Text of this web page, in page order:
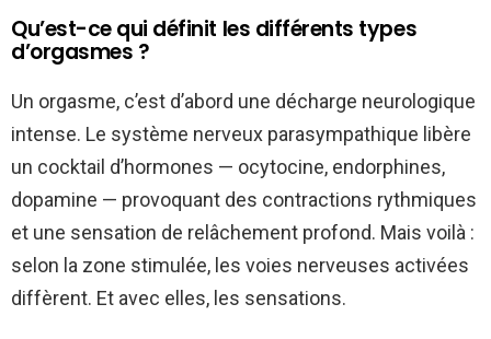
Qu’est-ce qui définit les différents types
d’orgasmes ?
Un orgasme, c’est d’abord une décharge neurologique
intense. Le système nerveux parasympathique libère
un cocktail d’hormones — ocytocine, endorphines,
dopamine — provoquant des contractions rythmiques
et une sensation de relâchement profond. Mais voilà :
selon la zone stimulée, les voies nerveuses activées
diffèrent. Et avec elles, les sensations.